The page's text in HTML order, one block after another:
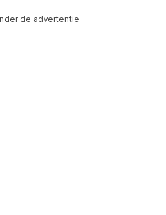
de advertentie